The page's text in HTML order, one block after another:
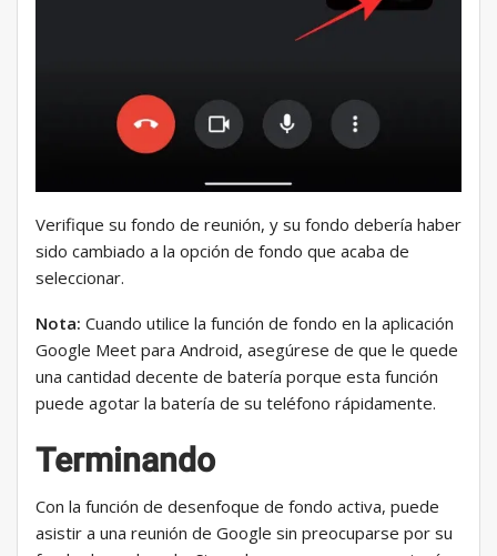
Verifique su fondo de reunión, y su fondo debería haber
sido cambiado a la opción de fondo que acaba de
seleccionar.
Nota: Cuando utilice la función de fondo en la aplicación
Google Meet para Android, asegúrese de que le quede
una cantidad decente de batería porque esta función
puede agotar la batería de su teléfono rápidamente.
Terminando
Con la función de desenfoque de fondo activa, puede
asistir a una reunión de Google sin preocuparse por su